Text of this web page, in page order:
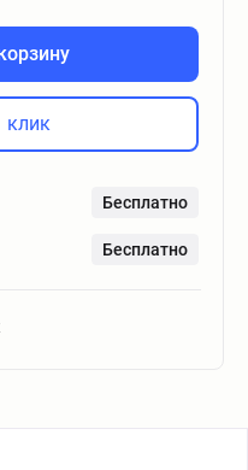
клик
Бесплатно
Бесплатно